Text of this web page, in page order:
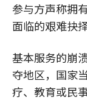
参与方声称拥
面临的艰难抉择
基本服务的崩
夺地区，国家
疗、教育或民